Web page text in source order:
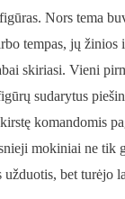
Nors tema
tempas, jų žinios
skiriasi. Vieni
sudarytus
komandomis
mokiniai ne tik
užduotis, bet turėjo